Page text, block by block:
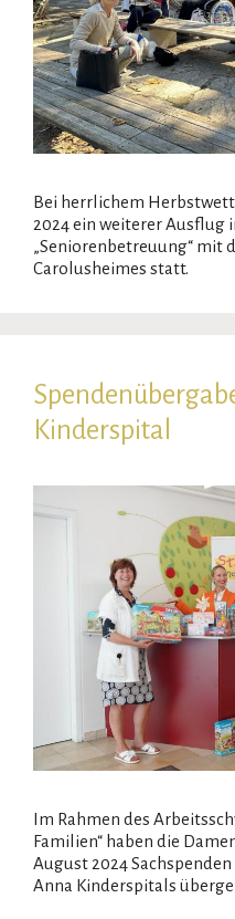
Bei herrlichem
2024 ein weiterer Ausflug
„Seniorenbetreuung“ mit
Carolusheimes statt.
Kinderspital
Im Rahmen des
Familien“ haben die
August 2024
Anna Kinderspitals